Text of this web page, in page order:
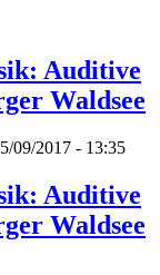
Auditive
Waldsee
09/2017 - 13:35
Auditive
Waldsee